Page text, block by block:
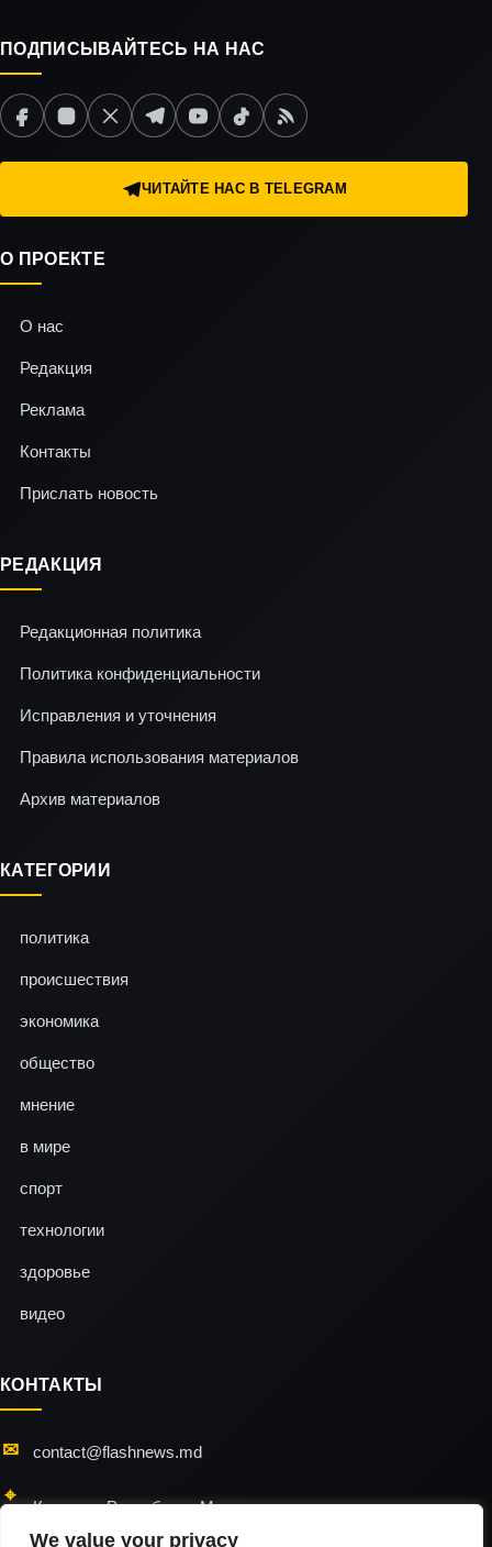
We value your privacy
ПОДПИСЫВАЙТЕСЬ НА НАС
ЧИТАЙТЕ НАС В TELEGRAM
О ПРОЕКТЕ
О нас
Редакция
Реклама
Контакты
Прислать новость
РЕДАКЦИЯ
Редакционная политика
Политика конфиденциальности
Исправления и уточнения
Правила использования материалов
Архив материалов
КАТЕГОРИИ
политика
происшествия
экономика
общество
мнение
в мире
спорт
технологии
здоровье
видео
КОНТАКТЫ
contact@flashnews.md
Кишинэу, Республика Молдова